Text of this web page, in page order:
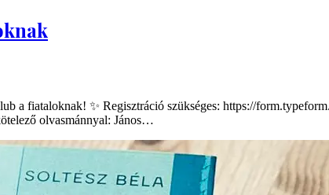
a fiataloknak! ✨ Regisztráció szükséges: https://
olvasmánnyal: János…